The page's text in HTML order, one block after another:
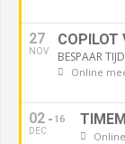
27
NOV
COPILOT
BESPAAR
Online
02
DEC
16